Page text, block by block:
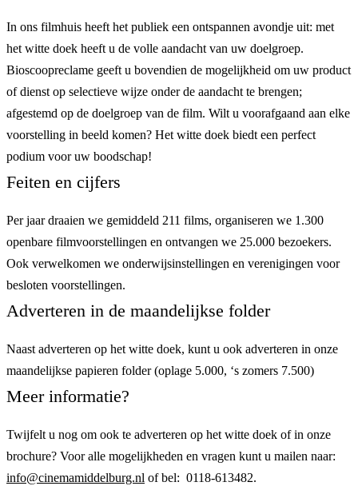
In ons filmhuis heeft het publiek een ontspannen avondje uit: met
het witte doek heeft u de volle aandacht van uw doelgroep.
Bioscoopreclame geeft u bovendien de mogelijkheid om uw product
of dienst op selectieve wijze onder de aandacht te brengen;
afgestemd op de doelgroep van de film. Wilt u voorafgaand aan elke
voorstelling in beeld komen? Het witte doek biedt een perfect
podium voor uw boodschap!
Feiten en cijfers
Per jaar draaien we gemiddeld 211 films, organiseren we 1.300
openbare filmvoorstellingen en ontvangen we 25.000 bezoekers.
Ook verwelkomen we onderwijsinstellingen en verenigingen voor
besloten voorstellingen.
Adverteren in de maandelijkse folder
Naast adverteren op het witte doek, kunt u ook adverteren in onze
maandelijkse papieren folder (oplage 5.000, ‘s zomers 7.500)
Meer informatie?
Twijfelt u nog om ook te adverteren op het witte doek of in onze
brochure? Voor alle mogelijkheden en vragen kunt u mailen naar:
info@cinemamiddelburg.nl of bel: 0118-613482.